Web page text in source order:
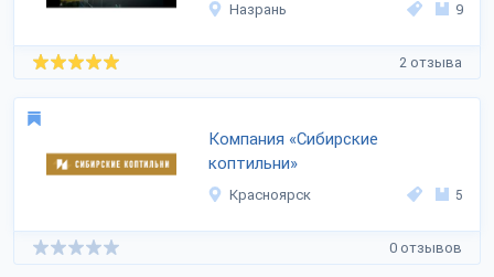
Назрань 9
2 отзыва
Компания «Сибирские
коптильни»
Красноярск 5
0 отзывов